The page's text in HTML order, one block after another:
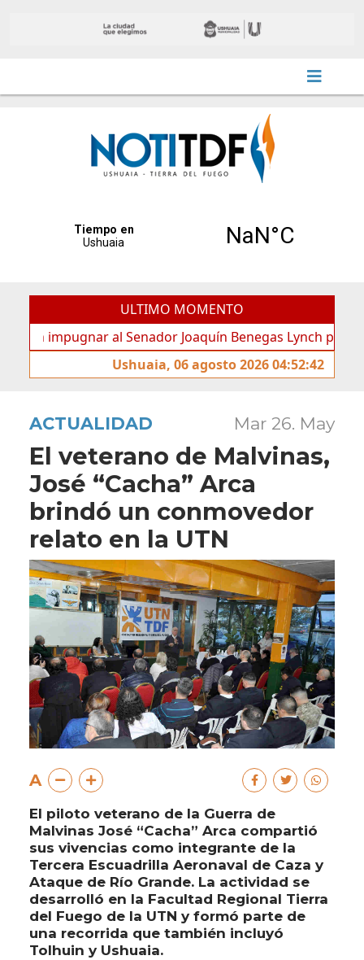
ULTIMO MOMENTO
al Senador Joaquín Benegas Lynch por
Ushuaia, 06 agosto 2026 04:52:42
ACTUALIDAD Mar 26. May
El veterano de Malvinas,
José “Cacha” Arca
brindó un conmovedor
relato en la UTN
A
El piloto veterano de la Guerra de
Malvinas José “Cacha” Arca compartió
sus vivencias como integrante de la
Tercera Escuadrilla Aeronaval de Caza y
Ataque de Río Grande. La actividad se
desarrolló en la Facultad Regional Tierra
del Fuego de la UTN y formó parte de
una recorrida que también incluyó
Tolhuin y Ushuaia.